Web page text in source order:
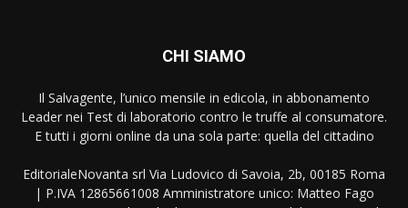
CHI SIAMO
Il Salvagente, l’unico mensile in edicola, in abbonamento
Leader nei Test di laboratorio contro le truffe al consumatore.
E tutti i giorni online da una sola parte: quella del cittadino
EditorialeNovanta srl Via Ludovico di Savoia, 2b, 00185 Roma
| P.IVA 12865661008 Amministratore unico: Matteo Fago